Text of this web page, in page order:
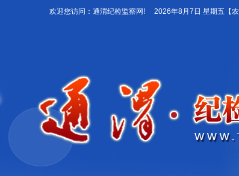
欢迎您访问：通渭纪检监察网! 2026年8月7日 星期五 【